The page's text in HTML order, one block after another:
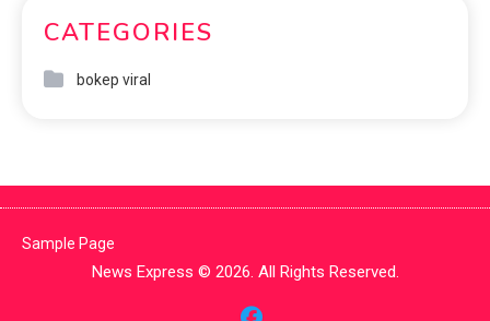
CATEGORIES
bokep viral
Sample Page
News Express © 2026. All Rights Reserved.